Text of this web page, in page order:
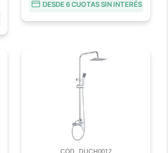
DESDE 6 CUOTAS SIN INTERÉS